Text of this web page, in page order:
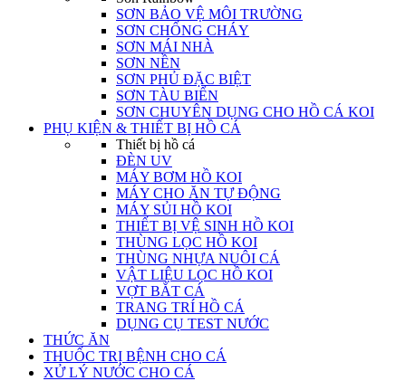
SƠN BẢO VỆ MÔI TRƯỜNG
SƠN CHỐNG CHÁY
SƠN MÁI NHÀ
SƠN NỀN
SƠN PHỦ ĐẶC BIỆT
SƠN TÀU BIỂN
SƠN CHUYÊN DỤNG CHO HỒ CÁ KOI
PHỤ KIỆN & THIẾT BỊ HỒ CÁ
Thiết bị hồ cá
ĐÈN UV
MÁY BƠM HỒ KOI
MÁY CHO ĂN TỰ ĐỘNG
MÁY SỦI HỒ KOI
THIẾT BỊ VỆ SINH HỒ KOI
THÙNG LỌC HỒ KOI
THÙNG NHỰA NUÔI CÁ
VẬT LIỆU LỌC HỒ KOI
VỢT BẮT CÁ
TRANG TRÍ HỒ CÁ
DỤNG CỤ TEST NƯỚC
THỨC ĂN
THUỐC TRỊ BỆNH CHO CÁ
XỬ LÝ NƯỚC CHO CÁ